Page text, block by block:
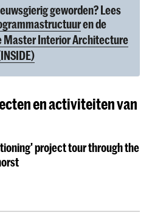
geworden? Lees
en de
Master Interior Architecture
en activiteiten van
project tour through the